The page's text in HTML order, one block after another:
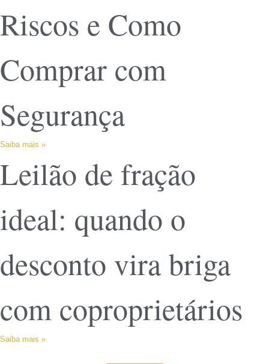
Riscos e Como
Comprar com
Segurança
Saiba mais »
Leilão de fração
ideal: quando o
desconto vira briga
com coproprietários
Saiba mais »